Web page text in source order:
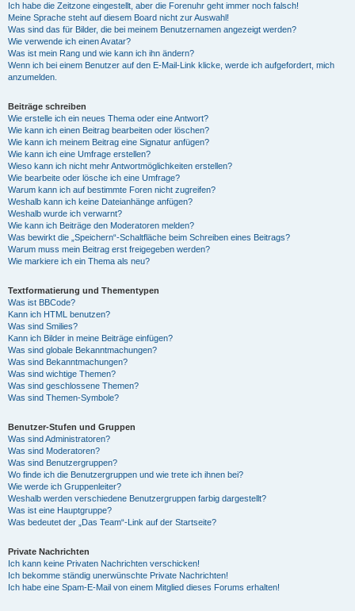
Ich habe die Zeitzone eingestellt, aber die Forenuhr geht immer noch falsch!
Meine Sprache steht auf diesem Board nicht zur Auswahl!
Was sind das für Bilder, die bei meinem Benutzernamen angezeigt werden?
Wie verwende ich einen Avatar?
Was ist mein Rang und wie kann ich ihn ändern?
Wenn ich bei einem Benutzer auf den E-Mail-Link klicke, werde ich aufgefordert, mich
anzumelden.
Beiträge schreiben
Wie erstelle ich ein neues Thema oder eine Antwort?
Wie kann ich einen Beitrag bearbeiten oder löschen?
Wie kann ich meinem Beitrag eine Signatur anfügen?
Wie kann ich eine Umfrage erstellen?
Wieso kann ich nicht mehr Antwortmöglichkeiten erstellen?
Wie bearbeite oder lösche ich eine Umfrage?
Warum kann ich auf bestimmte Foren nicht zugreifen?
Weshalb kann ich keine Dateianhänge anfügen?
Weshalb wurde ich verwarnt?
Wie kann ich Beiträge den Moderatoren melden?
Was bewirkt die „Speichern“-Schaltfläche beim Schreiben eines Beitrags?
Warum muss mein Beitrag erst freigegeben werden?
Wie markiere ich ein Thema als neu?
Textformatierung und Thementypen
Was ist BBCode?
Kann ich HTML benutzen?
Was sind Smilies?
Kann ich Bilder in meine Beiträge einfügen?
Was sind globale Bekanntmachungen?
Was sind Bekanntmachungen?
Was sind wichtige Themen?
Was sind geschlossene Themen?
Was sind Themen-Symbole?
Benutzer-Stufen und Gruppen
Was sind Administratoren?
Was sind Moderatoren?
Was sind Benutzergruppen?
Wo finde ich die Benutzergruppen und wie trete ich ihnen bei?
Wie werde ich Gruppenleiter?
Weshalb werden verschiedene Benutzergruppen farbig dargestellt?
Was ist eine Hauptgruppe?
Was bedeutet der „Das Team“-Link auf der Startseite?
Private Nachrichten
Ich kann keine Privaten Nachrichten verschicken!
Ich bekomme ständig unerwünschte Private Nachrichten!
Ich habe eine Spam-E-Mail von einem Mitglied dieses Forums erhalten!